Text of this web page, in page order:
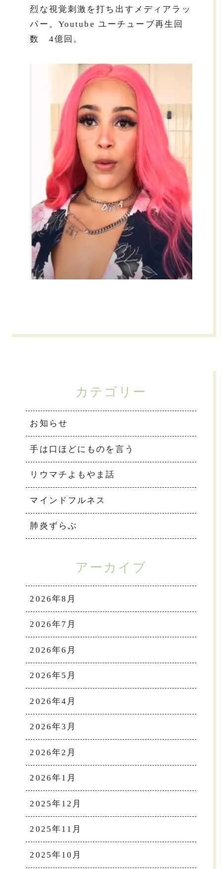
烈な視覚刺激を打ち出すメディアラッ
パー。Youtube ユーチューブ再生回
数 4億回。
カテゴリー
お知らせ
手は口ほどにものを言う
リウマチよもやま話
マインドフルネス
肺炎ずらぶ
アーカイブ
2026年8月
2026年7月
2026年6月
2026年5月
2026年4月
2026年3月
2026年2月
2026年1月
2025年12月
2025年11月
2025年10月